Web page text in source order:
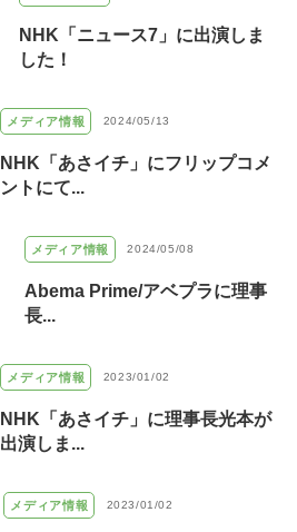
NHK「ニュース7」に出演しま
した！
メディア情報 2024/05/13
NHK「あさイチ」にフリップコメ
ントにて...
メディア情報 2024/05/08
Abema Prime/アベプラに理事
長...
メディア情報 2023/01/02
NHK「あさイチ」に理事長光本が
出演しま...
メディア情報 2023/01/02